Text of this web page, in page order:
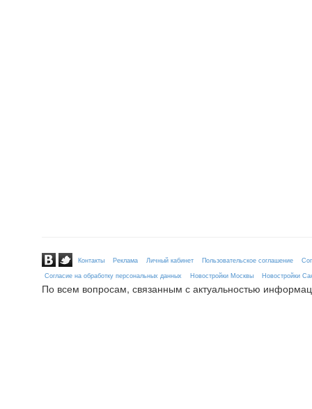
Контакты Реклама Личный кабинет Пользовательское соглашение
Согласие на обработку персональных данных
Новостройки Москвы Новостройки
По всем вопросам, связанным с актуальностью